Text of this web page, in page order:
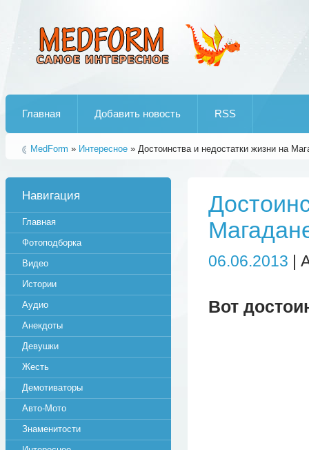
Главная Добавить новость RSS
MedForm » Интересное » Достоинства и недостатки жизни на
06.06.2013 |
Вот
Навигация
Главная
Фотоподборка
Видео
Истории
Аудио
Анекдоты
Девушки
Жесть
Демотиваторы
Авто-Мото
Знаменитости